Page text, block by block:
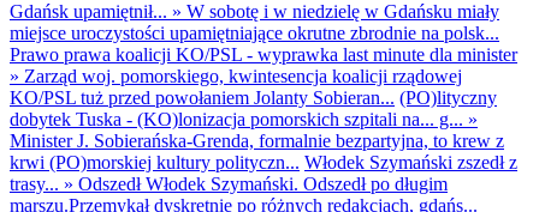
Gdańsk upamiętnił... » W sobotę i w niedzielę w Gdańsku miały
miejsce uroczystości upamiętniające okrutne zbrodnie na polsk...
Prawo prawa koalicji KO/PSL - wyprawka last minute dla minister
» Zarząd woj. pomorskiego, kwintesencja koalicji rządowej
KO/PSL tuż przed powołaniem Jolanty Sobieran... (PO)lityczny
dobytek Tuska - (KO)lonizacja pomorskich szpitali na... g... »
Minister J. Sobierańska-Grenda, formalnie bezpartyjna, to krew z
krwi (PO)morskiej kultury polityczn... Włodek Szymański zszedł z
trasy... » Odszedł Włodek Szymański. Odszedł po długim
marszu.Przemykał dyskretnie po różnych redakcjach, gdańs...